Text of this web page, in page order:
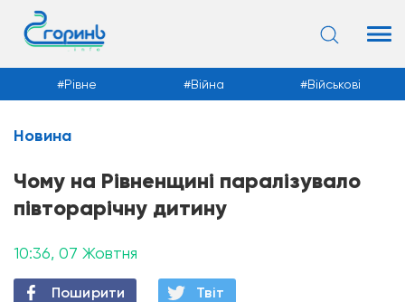
Новини
Рівне Війна Військові
Новина
Чому на Рівненщині паралізувало
півторарічну дитину
10:36, 07 Жовтня
Поширити Твiт